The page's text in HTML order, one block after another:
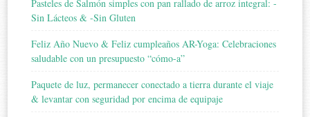
Pasteles de Salmón simples con pan rallado de arroz integral: -
Sin Lácteos & -Sin Gluten
Feliz Año Nuevo & Feliz cumpleaños AR-Yoga: Celebraciones
saludable con un presupuesto “cómo-a”
Paquete de luz, permanecer conectado a tierra durante el viaje
& levantar con seguridad por encima de equipaje